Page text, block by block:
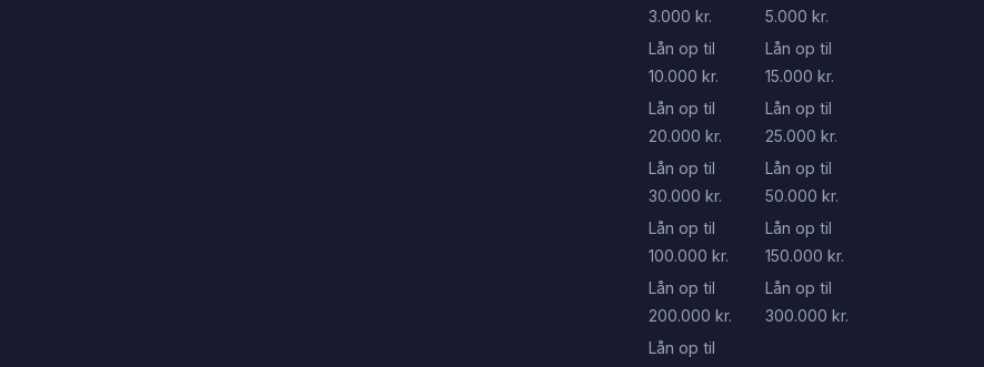
3.000 kr.
5.000 kr.
Lån op til
10.000 kr.
Lån op til
15.000 kr.
Lån op til
20.000 kr.
Lån op til
25.000 kr.
Lån op til
30.000 kr.
Lån op til
50.000 kr.
Lån op til
100.000 kr.
Lån op til
150.000 kr.
Lån op til
200.000 kr.
Lån op til
300.000 kr.
Lån op til